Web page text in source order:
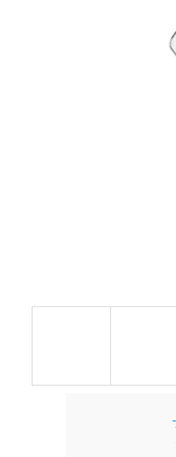
NÁHRDELNÍK
MONTANA